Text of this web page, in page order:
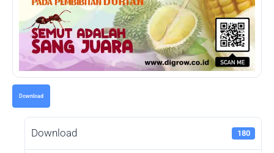
Download
Download 180